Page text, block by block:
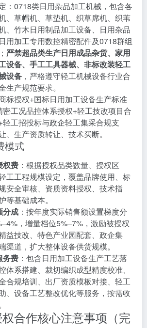
：0718类日用杂品加工机械，包含各
、草帽机、草垫机、织草席机、织苇
、竹木日用制品加工设备、日用杂品
用加工专用数控精密配件及0718群组
严禁超品类生产日用成品杂货、家用
设备、手工工具器械、非标改装轻工
设备 ，严格遵守轻工机械设备行业合
生产规范要求。
标授权+国标日用加工设备生产标准
工况品控体系授权+轻工技改项目合
工招投标与政企轻工集采合规支
、生产资质转让、技术买断。
模式
权费 ：根据授权品类数量、授权区
工工程规模设定，覆盖品牌使用、标
安全审核、资质资料授权、技术指
等基础成本。
分成 ：按年度实际销售额设置梯度分
，增量档位5%–7%，激励被授权
益技改、特色产业园配套、政企集
渠道，扩大整体设备供货规模。
务费 ：包含日用加工设备生产工艺落
体系搭建、裁切编织成型精度校准、
合规培训、出厂资质模板对接、轻工
、设备工艺整改优化等服务，按需收
合作核心注意事项（完